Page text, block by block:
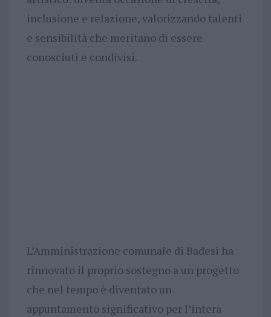
inclusione e relazione, valorizzando talenti
e sensibilità che meritano di essere
conosciuti e condivisi.
L’Amministrazione comunale di Badesi ha
rinnovato il proprio sostegno a un progetto
che nel tempo è diventato un
appuntamento significativo per l’intera